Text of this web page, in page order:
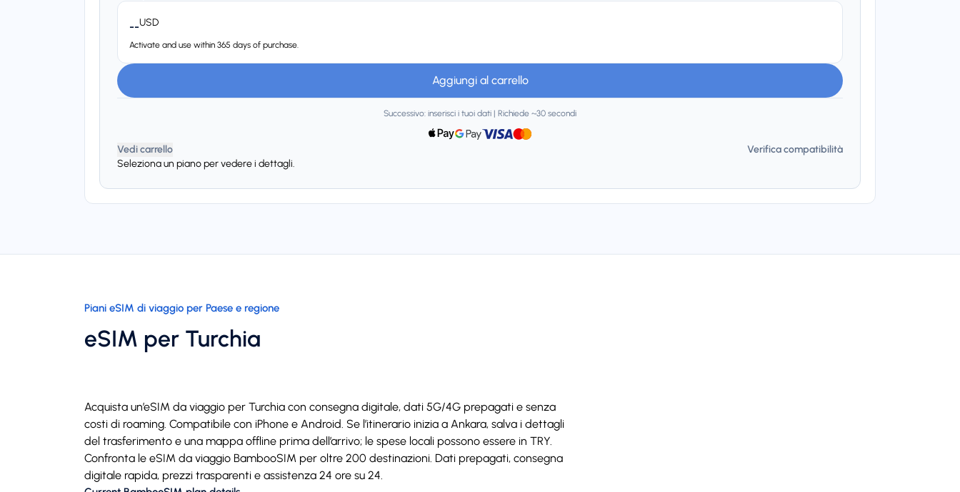
--USD
Activate and use within 365 days of purchase.
Aggiungi al carrello
Successivo: inserisci i tuoi dati | Richiede ~30 secondi
Vedi carrello
Verifica compatibilità
Seleziona un piano per vedere i dettagli.
Piani eSIM di viaggio per Paese e regione
eSIM per Turchia
Acquista un’eSIM da viaggio per Turchia con consegna digitale, dati 5G/4G prepagati e senza
costi di roaming. Compatibile con iPhone e Android. Se l’itinerario inizia a Ankara, salva i dettagli
del trasferimento e una mappa offline prima dell’arrivo; le spese locali possono essere in TRY.
Confronta le eSIM da viaggio BambooSIM per oltre 200 destinazioni. Dati prepagati, consegna
digitale rapida, prezzi trasparenti e assistenza 24 ore su 24.